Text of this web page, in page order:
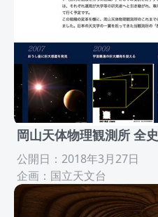
岡山天体物理観測所 全史
公開日：2018年3月27日
企画：国立天文台